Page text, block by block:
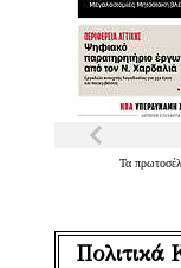
Τα
Πολιτικά